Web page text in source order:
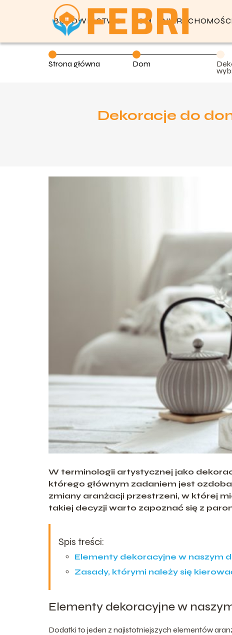
BUDOWNICTWO DOM NIERUCHOMOŚCI
Strona główna Dom
Dekoracje do
W terminologii artystycznej jako
którego głównym zadaniem jest
zmiany aranżacji przestrzeni, w której
takiej decyzji warto zapoznać się z
Spis treści:
Elementy dekoracyjne w naszym
Zasady, którymi należy się
Elementy dekoracyjne w
Dodatki to jeden z najistotniejszych elementów